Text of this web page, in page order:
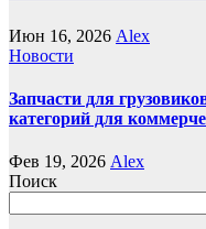
Июн 16, 2026 Alex
Новости
Запчасти для
категорий для
Фев 19, 2026 Alex
Поиск